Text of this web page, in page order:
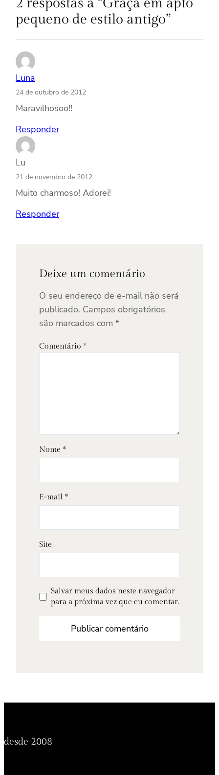
2 respostas a “Graça em apto
pequeno de estilo antigo”
Luna
24 de outubro de 2012
Maravilhosoo!!
Responder
Lu
21 de novembro de 2012
Muito charmoso! Adorei!
Responder
Deixe um comentário
O seu endereço de e-mail não será
publicado. Campos obrigatórios
são marcados com *
Comentário *
Nome *
E-mail *
Site
Salvar meus dados neste navegador
para a próxima vez que eu comentar.
desde 2008